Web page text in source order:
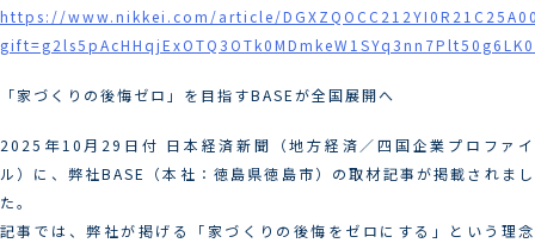
https://www.nikkei.com/article/
「家づくりの後悔ゼロ」を目指すBASEが全国展開へ
2025年10月29日付 日本経済新聞（地方経済／四国企業プロファイ
ル）に、弊社BASE（本社：徳島県徳島市）の取材記事が掲載されまし
た。
記事では、弊社が掲げる「家づくりの後悔をゼロにする」という理念